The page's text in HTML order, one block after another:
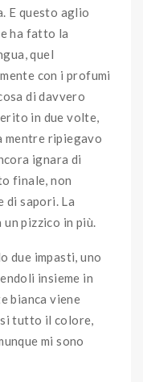
E questo aglio
ha fatto la
quel
con i profumi
di davvero
in due volte,
mentre ripiegavo
ignara di
finale, non
di sapori. La
pizzico in più.
due impasti, uno
insieme in
bianca viene
tutto il colore,
mi sono